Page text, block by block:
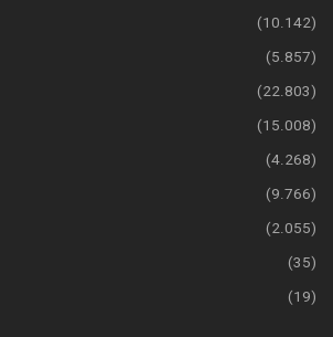
(10.142)
(5.857)
(22.803)
(15.008)
(4.268)
(9.766)
(2.055)
(35)
(19)